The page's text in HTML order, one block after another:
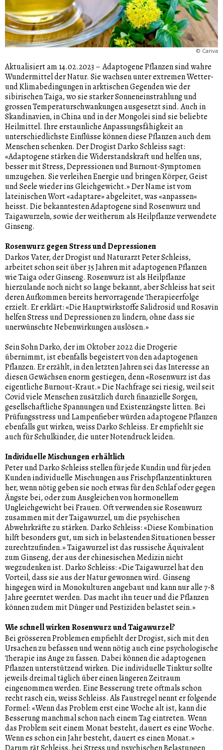
© Canva
Aktualisiert am 14.02.2023 – Adaptogene Pflanzen sind wahre
Wundermittel der Natur. Sie wachsen unter extremen Wetter-
und Klimabedingungen in arktischen Gegenden wie der
sibirischen Taiga, wo sie starker Sonneneinstrahlung und
grossen Temperaturschwankungen ausgesetzt sind. Auch in
Skandinavien, in China und in der Mongolei sind sie beliebte
Heilmittel. Ihre erstaunliche Anpassungsfähigkeit an
unterschiedlichste Einflüsse können diese Pflanzen auch dem
Menschen schenken. Der Drogist Darko Schleiss sagt:
«Adaptogene stärken die Widerstandskraft und helfen uns,
besser mit Stress, Depressionen und Burnout-Symptomen
umzugehen. Sie verleihen Energie und bringen Körper, Geist
und Seele wieder ins Gleichgewicht.» Der Name ist vom
lateinischen Wort «adaptare» abgeleitet, was «anpassen«
heisst. Die bekanntesten Adaptogene sind Rosenwurz und
Taigawurzeln, sowie der weitherum als Heilpflanze verwendete
Ginseng.
Rosenwurz gegen Stress und Depressionen
Darkos Vater, der Drogist und Naturarzt Peter Schleiss,
arbeitet schon seit über 35 Jahren mit adaptogenen Pflanzen
wie Taiga oder Ginseng. Rosenwurz ist als Heilpflanze
hierzulande noch nicht so lange bekannt, aber Schleiss hat seit
deren Aufkommen bereits hervorragende Therapieerfolge
erzielt. Er erklärt: «Die Hauptwirkstoffe Salidrosid und Rosavin
helfen Stress und Depressionen zu lindern, ohne dass sie
unerwünschte Nebenwirkungen auslösen.»
Sein Sohn Darko, der im Oktober 2022 die Drogerie
übernimmt, ist ebenfalls begeistert von den adaptogenen
Pflanzen. Er erzählt, in den letzten Jahren sei das Interesse an
diesen Gewächsen enorm gestiegen, denn «Rosenwurz ist das
eigentliche Burnout-Kraut.» Die Nachfrage sei riesig, weil seit
Covid viele Menschen zusätzlich durch finanzielle Sorgen,
gesellschaftliche Spannungen und Existenzängste litten. Bei
Prüfungsstress und Lampenfieber würden adaptogene Pflanzen
ebenfalls gut wirken, weiss Darko Schleiss. Er empfiehlt sie
auch für Schulkinder, die unter Notendruck leiden.
Individuelle Mischungen erhältlich
Peter und Darko Schleiss stellen für jede Kundin und für jeden
Kunden individuelle Mischungen aus Frischpflanzentinkturen
her, wenn nötig geben sie noch etwas für den Schlaf oder gegen
Ängste bei, oder zum Ausgleichen von hormonellem
Ungleichgewicht bei Frauen. Oft verwenden sie Rosenwurz
zusammen mit der Taigawurzel, um die psychischen
Abwehrkräfte zu stärken. Darko Schleiss: «Diese Kombination
hilft besonders gut, um sich in belastenden Situationen besser
zurechtzufinden.» Taigawurzel ist das russische Äquivalent
zum Ginseng, der aus der chinesischen Medizin nicht
wegzudenken ist. Darko Schleiss: «Die Taigawurzel hat den
Vorteil, dass sie aus der Natur gewonnen wird. Ginseng
hingegen wird in Monokulturen angebaut und kann nur alle 7-8
Jahre geerntet werden. Das macht ihn teuer und die Pflanzen
können zudem mit Dünger und Pestiziden belastet sein.»
Wie schnell wirken Rosenwurz und Taigawurzel?
Bei grösseren Problemen empfiehlt der Drogist, sich mit den
Ursachen zu befassen und wenn nötig auch eine psychologische
Therapie ins Auge zu fassen. Dabei können die adaptogenen
Pflanzen unterstützend wirken. Die individuelle Tinktur sollte
jeweils dreimal täglich über einen längeren Zeitraum
eingenommen werden. Eine Besserung trete oftmals schon
recht rasch ein, weiss Schleiss. Als Faustregel nennt er folgende
Formel: «Wenn das Problem erst eine Woche alt ist, kann die
Besserung manchmal schon nach einem Tag eintreten. Wenn
das Problem seit einem Monat besteht, dauert es eine Woche.
Wenn es schon ein Jahr besteht, dauert es einen Monat.»